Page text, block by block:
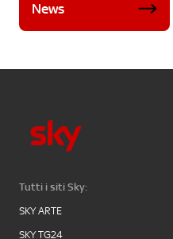
News
Tutti i siti Sky:
SKY ARTE
SKY TG24